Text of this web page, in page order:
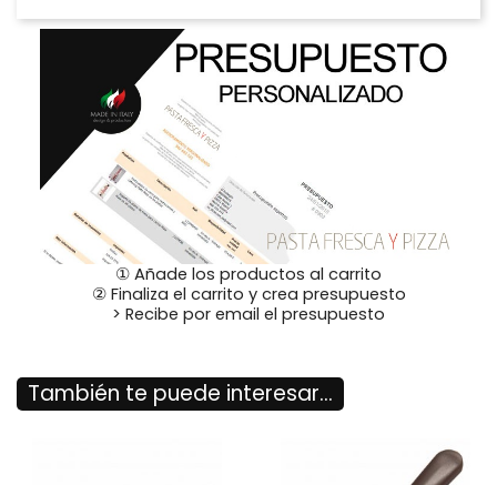
① Añade los productos al carrito
② Finaliza el carrito y crea presupuesto
> Recibe por email el presupuesto
También te puede interesar...